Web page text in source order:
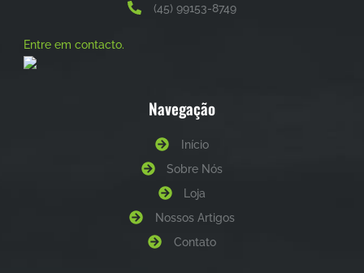
(45) 99153-8749
Entre em contacto.
Navegação
Início
Sobre Nós
Loja
Nossos Artigos
Contato